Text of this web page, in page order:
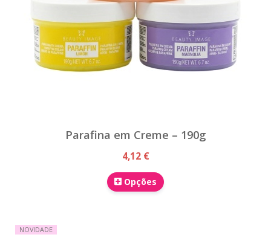
Parafina em Creme – 190g
4,12 €
Opções
NOVIDADE